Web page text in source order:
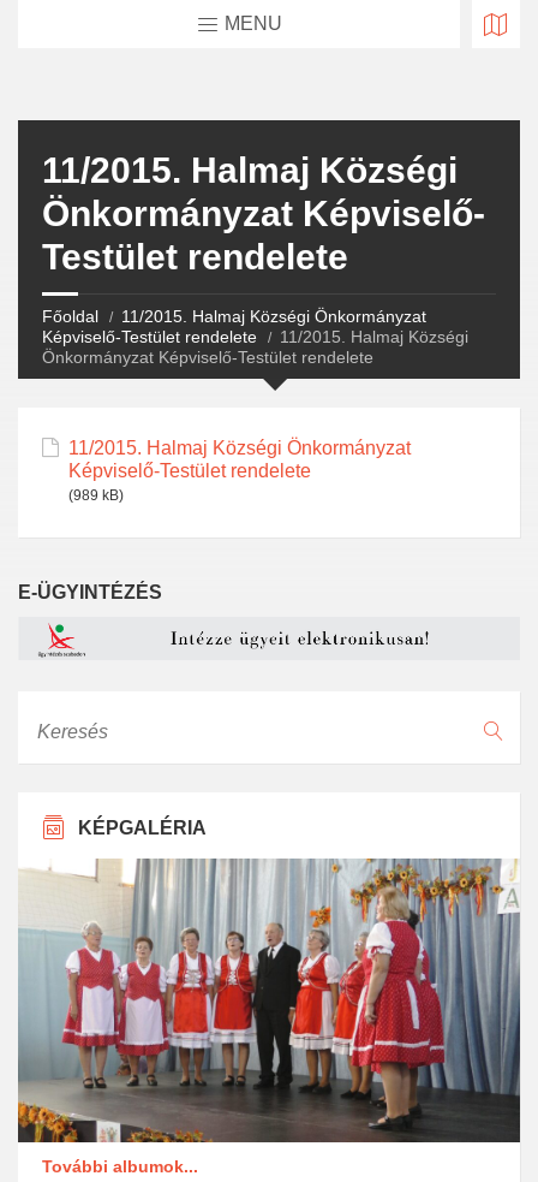
MENU
11/2015. Halmaj Községi
Önkormányzat Képviselő-
Testület rendelete
Főoldal
11/2015. Halmaj Községi Önkormányzat
Képviselő-Testület rendelete
11/2015. Halmaj Községi
Önkormányzat Képviselő-Testület rendelete
11/2015. Halmaj Községi Önkormányzat
Képviselő-Testület rendelete
(989 kB)
E-ÜGYINTÉZÉS
KÉPGALÉRIA
További albumok...